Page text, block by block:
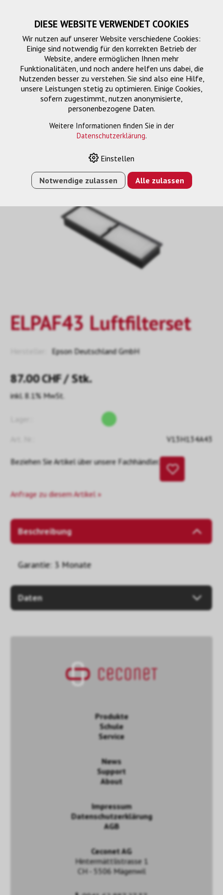
ELPAF43 Luftfilterset
Epson Deutschland GmbH
87.00CHF/ Stk.
inkl. 8.1% MwSt.
V13H134A43
Beziehen Sie Artikel über unsere Fachhändler.
Anfrage zu diesem Artikel »
Beschreibung
Garantie: 3 Monate
Daten
Produkte
Schule
Service
News
Support
About
Impressum
Datenschutzerklärung
AGB
Ceconet AG
Hintermättlistrasse 1
CH - 5506 Mägenwil
DIESE WEBSITE VERWENDET COOKIES
Wir nutzen auf unserer Website verschiedene Cookies:
Einige sind notwendig für den korrekten Betrieb der
Website, andere ermöglichen Ihnen mehr
Funktionalitäten, und noch andere helfen uns dabei, die
Nutzenden besser zu verstehen. Sie sind also eine Hilfe,
unsere Leistungen stetig zu optimieren. Einige Cookies,
sofern zugestimmt, nutzen anonymisierte,
personenbezogene Daten.
Weitere Informationen finden Sie in der
Datenschutzerklärung.
Einstellen
Notwendige zulassen Alle zulassen